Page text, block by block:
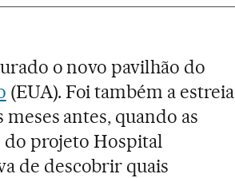
o novo pavilhão do
(EUA). Foi também a estreia
antes, quando as
do projeto Hospital
de descobrir quais